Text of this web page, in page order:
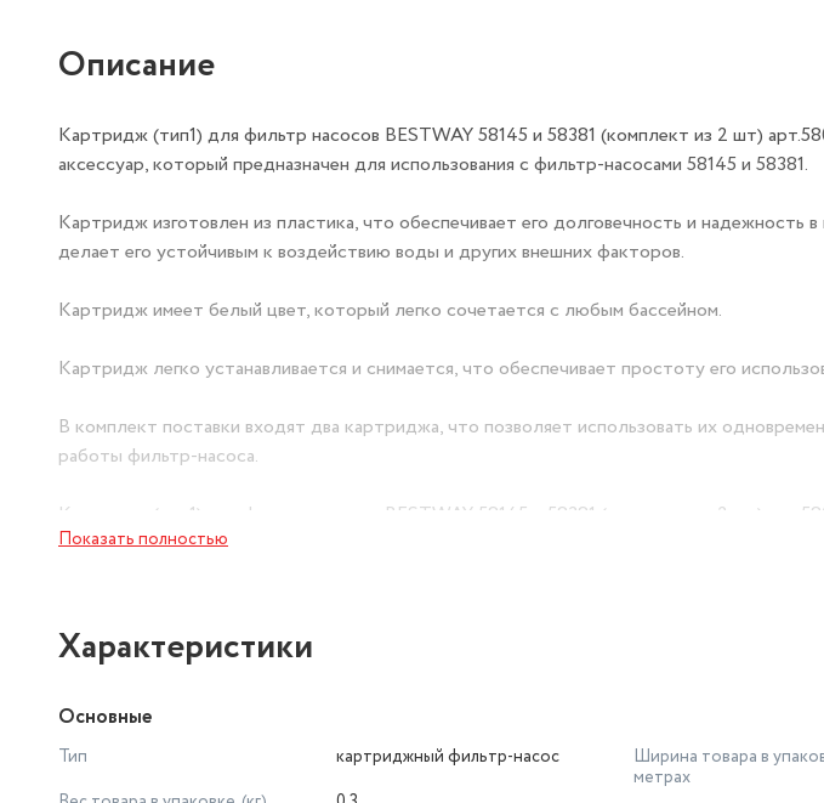
Описание
Картридж (тип1) для фильтр насосов BESTWAY 58145 и 58381 (комплект из 2 шт)
аксессуар, который предназначен для использования с фильтр-насосами 58145 и 58381.
Картридж изготовлен из пластика, что обеспечивает его долговечность и надежность
делает его устойчивым к воздействию воды и других внешних факторов.
Картридж имеет белый цвет, который легко сочетается с любым бассейном.
Картридж легко устанавливается и снимается, что обеспечивает простоту его
В комплект поставки входят два картриджа, что позволяет использовать их
работы фильтр-насоса.
Картридж (тип1) для фильтр насосов BESTWAY 58145 и 58381 (комплект из 2 шт)
аксессуар, который поможет вам поддерживать чистоту и свежесть вашего бассейна.
Показать полностью
Характеристики
Основные
Тип
картриджный фильтр-насос
Ширина товара в
метрах